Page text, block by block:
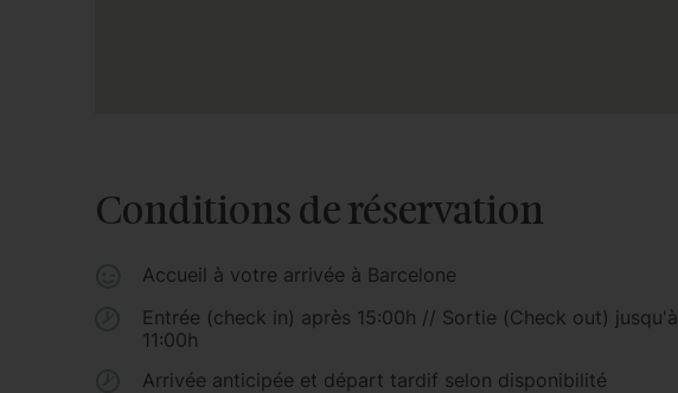
Conditions de réservation
Accueil à votre arrivée à Barcelone
Entrée (check in) après 15:00h // Sortie (Check out) jusqu'à
11:00h
Arrivée anticipée et départ tardif selon disponibilité